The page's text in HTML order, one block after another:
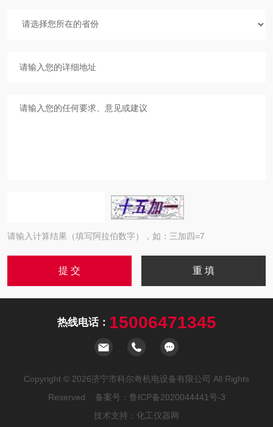
请输入计算结果（填写阿拉伯数字），如：三加四=7
热线电话： 15006471345
Copyright © 2026济宁市科尔奇机电设备有限公司 All Rights
Reserved 备案号： 鲁ICP备2020044441号-3
技术支持： 化工仪器网